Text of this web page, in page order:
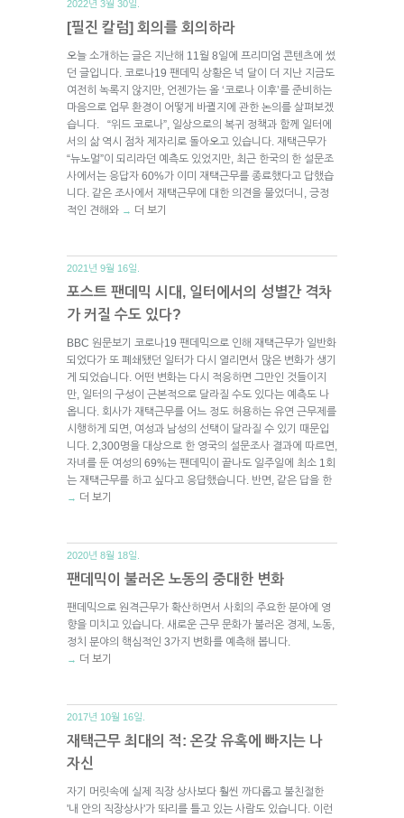
2022년 3월 30일.
[필진 칼럼] 회의를 회의하라
오늘 소개하는 글은 지난해 11월 8일에 프리미엄 콘텐츠에 썼
던 글입니다. 코로나19 팬데믹 상황은 넉 달이 더 지난 지금도
여전히 녹록지 않지만, 언젠가는 올 ‘코로나 이후’를 준비하는
마음으로 업무 환경이 어떻게 바뀔지에 관한 논의를 살펴보겠
습니다. “위드 코로나”, 일상으로의 복귀 정책과 함께 일터에
서의 삶 역시 점차 제자리로 돌아오고 있습니다. 재택근무가
“뉴노멀”이 되리라던 예측도 있었지만, 최근 한국의 한 설문조
사에서는 응답자 60%가 이미 재택근무를 종료했다고 답했습
니다. 같은 조사에서 재택근무에 대한 의견을 물었더니, 긍정
적인 견해와 → 더 보기
2021년 9월 16일.
포스트 팬데믹 시대, 일터에서의 성별간 격차
가 커질 수도 있다?
BBC 원문보기 코로나19 팬데믹으로 인해 재택근무가 일반화
되었다가 또 폐쇄됐던 일터가 다시 열리면서 많은 변화가 생기
게 되었습니다. 어떤 변화는 다시 적응하면 그만인 것들이지
만, 일터의 구성이 근본적으로 달라질 수도 있다는 예측도 나
옵니다. 회사가 재택근무를 어느 정도 허용하는 유연 근무제를
시행하게 되면, 여성과 남성의 선택이 달라질 수 있기 때문입
니다. 2,300명을 대상으로 한 영국의 설문조사 결과에 따르면,
자녀를 둔 여성의 69%는 팬데믹이 끝나도 일주일에 최소 1회
는 재택근무를 하고 싶다고 응답했습니다. 반면, 같은 답을 한
→ 더 보기
2020년 8월 18일.
팬데믹이 불러온 노동의 중대한 변화
팬데믹으로 원격근무가 확산하면서 사회의 주요한 분야에 영
향을 미치고 있습니다. 새로운 근무 문화가 불러온 경제, 노동,
정치 분야의 핵심적인 3가지 변화를 예측해 봅니다.
→ 더 보기
2017년 10월 16일.
재택근무 최대의 적: 온갖 유혹에 빠지는 나
자신
자기 머릿속에 실제 직장 상사보다 훨씬 까다롭고 불친절한
'내 안의 직장상사'가 똬리를 틀고 있는 사람도 있습니다. 이런